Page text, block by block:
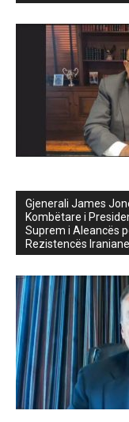
Gjenerali James
Kombëtare i
Suprem i Aleancës
Rezistencës Iraniane